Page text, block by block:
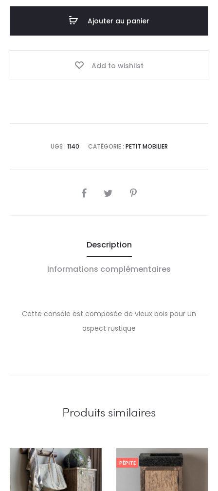
Ajouter au panier
Add to wishlist
UGS : 1140 CATÉGORIE : PETIT MOBILIER
SHARE
Description
Informations complémentaires
Cette console est composée de vieux bois pour un
aspect rustique
Produits similaires
PÉPITE